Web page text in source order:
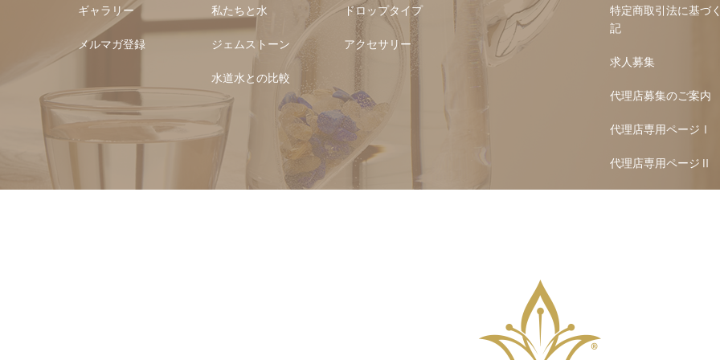
ギャラリー
メルマガ登録
私たちと水
ジェムストーン
水道水との比較
ドロップタイプ
アクセサリー
特定商取引法に基づ
記
求人募集
代理店募集のご案内
代理店専用ページⅠ
代理店専用ページⅡ